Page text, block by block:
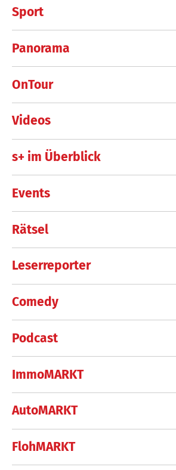
Sport
Panorama
OnTour
Videos
s+ im Überblick
Events
Rätsel
Leserreporter
Comedy
Podcast
ImmoMARKT
AutoMARKT
FlohMARKT